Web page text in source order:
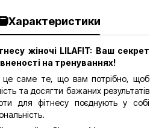
жіночі LILAFIT: Ваш секрет
на тренуваннях!
саме те, що вам потрібно, щоб
та досягти бажаних результатів
для фітнесу поєднують у собі